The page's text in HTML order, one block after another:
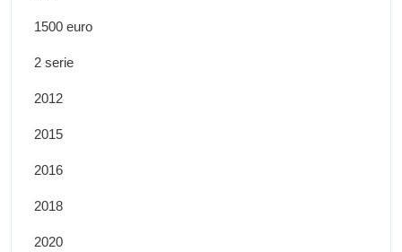
1500 euro
2 serie
2012
2015
2016
2018
2020